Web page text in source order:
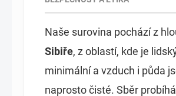
Naše surovina pochází z
Sibiře, z oblastí, kde je
minimální a vzduch i půda
naprosto čisté. Sběr